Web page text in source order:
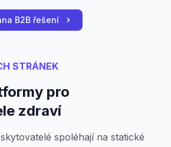
B2B řešení
STRÁNEK
pro
zdraví
spoléhají na statické